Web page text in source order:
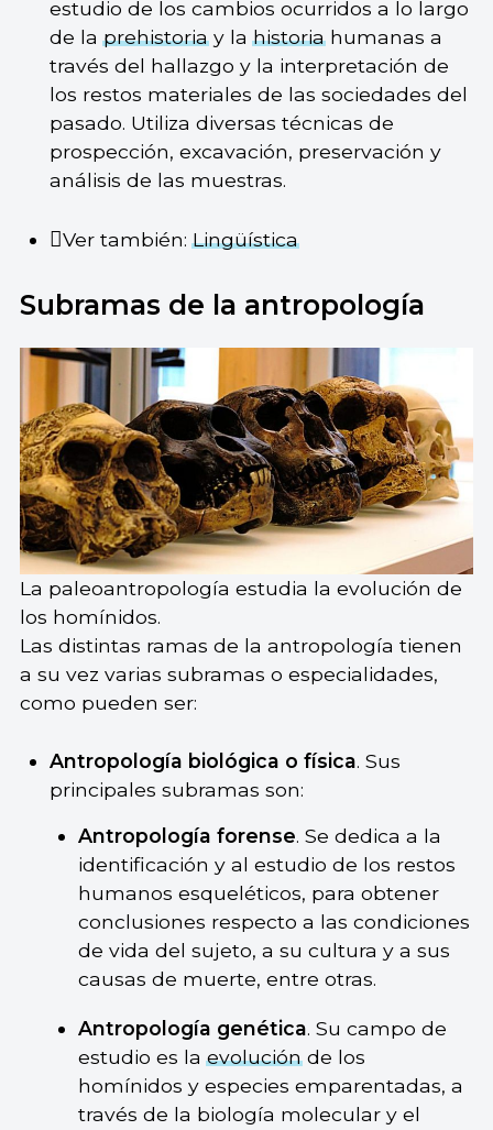
estudio de los cambios ocurridos a lo largo
de laprehistoriay lahistoriahumanas a
través del hallazgo y la interpretación de
los restos materiales de las sociedades del
pasado. Utiliza diversas técnicas de
prospección, excavación, preservación y
análisis de las muestras.
Ver también:Lingüística
Subramas de la antropología
La paleoantropología estudia la evolución de
los homínidos.
Las distintas ramas de la antropología tienen
a su vez varias subramas o especialidades,
como pueden ser:
Antropología biológica o física. Sus
principales subramas son:
Antropología forense. Se dedica a la
identificación y al estudio de los restos
humanos esqueléticos, para obtener
conclusiones respecto a las condiciones
de vida del sujeto, a su cultura y a sus
causas de muerte, entre otras.
Antropología genética. Su campo de
estudio es laevoluciónde los
homínidos y especies emparentadas, a
través de la biología molecular y el